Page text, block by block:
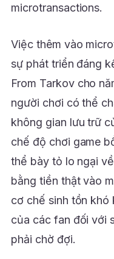
microtransactions.
Việc thêm vào
sự phát triển đáng
From Tarkov cho
người chơi có thể
không gian lưu trữ
chế độ chơi game
thể bày tỏ lo ngại
bằng tiền thật vào
cơ chế sinh tồn khó
của các fan đối với
phải chờ đợi.